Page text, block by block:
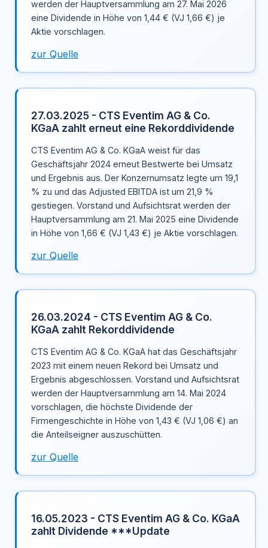
werden der Hauptversammlung am 27. Mai 2026
eine Dividende in Höhe von 1,44 € (VJ 1,66 €) je
Aktie vorschlagen.
zur Quelle
27.03.2025 - CTS Eventim AG & Co.
KGaA zahlt erneut eine Rekorddividende
CTS Eventim AG & Co. KGaA weist für das
Geschäftsjahr 2024 erneut Bestwerte bei Umsatz
und Ergebnis aus. Der Konzernumsatz legte um 19,1
% zu und das Adjusted EBITDA ist um 21,9 %
gestiegen. Vorstand und Aufsichtsrat werden der
Hauptversammlung am 21. Mai 2025 eine Dividende
in Höhe von 1,66 € (VJ 1,43 €) je Aktie vorschlagen.
zur Quelle
26.03.2024 - CTS Eventim AG & Co.
KGaA zahlt Rekorddividende
CTS Eventim AG & Co. KGaA hat das Geschäftsjahr
2023 mit einem neuen Rekord bei Umsatz und
Ergebnis abgeschlossen. Vorstand und Aufsichtsrat
werden der Hauptversammlung am 14. Mai 2024
vorschlagen, die höchste Dividende der
Firmengeschichte in Höhe von 1,43 € (VJ 1,06 €) an
die Anteilseigner auszuschütten.
zur Quelle
16.05.2023 - CTS Eventim AG & Co. KGaA
zahlt Dividende ***Update